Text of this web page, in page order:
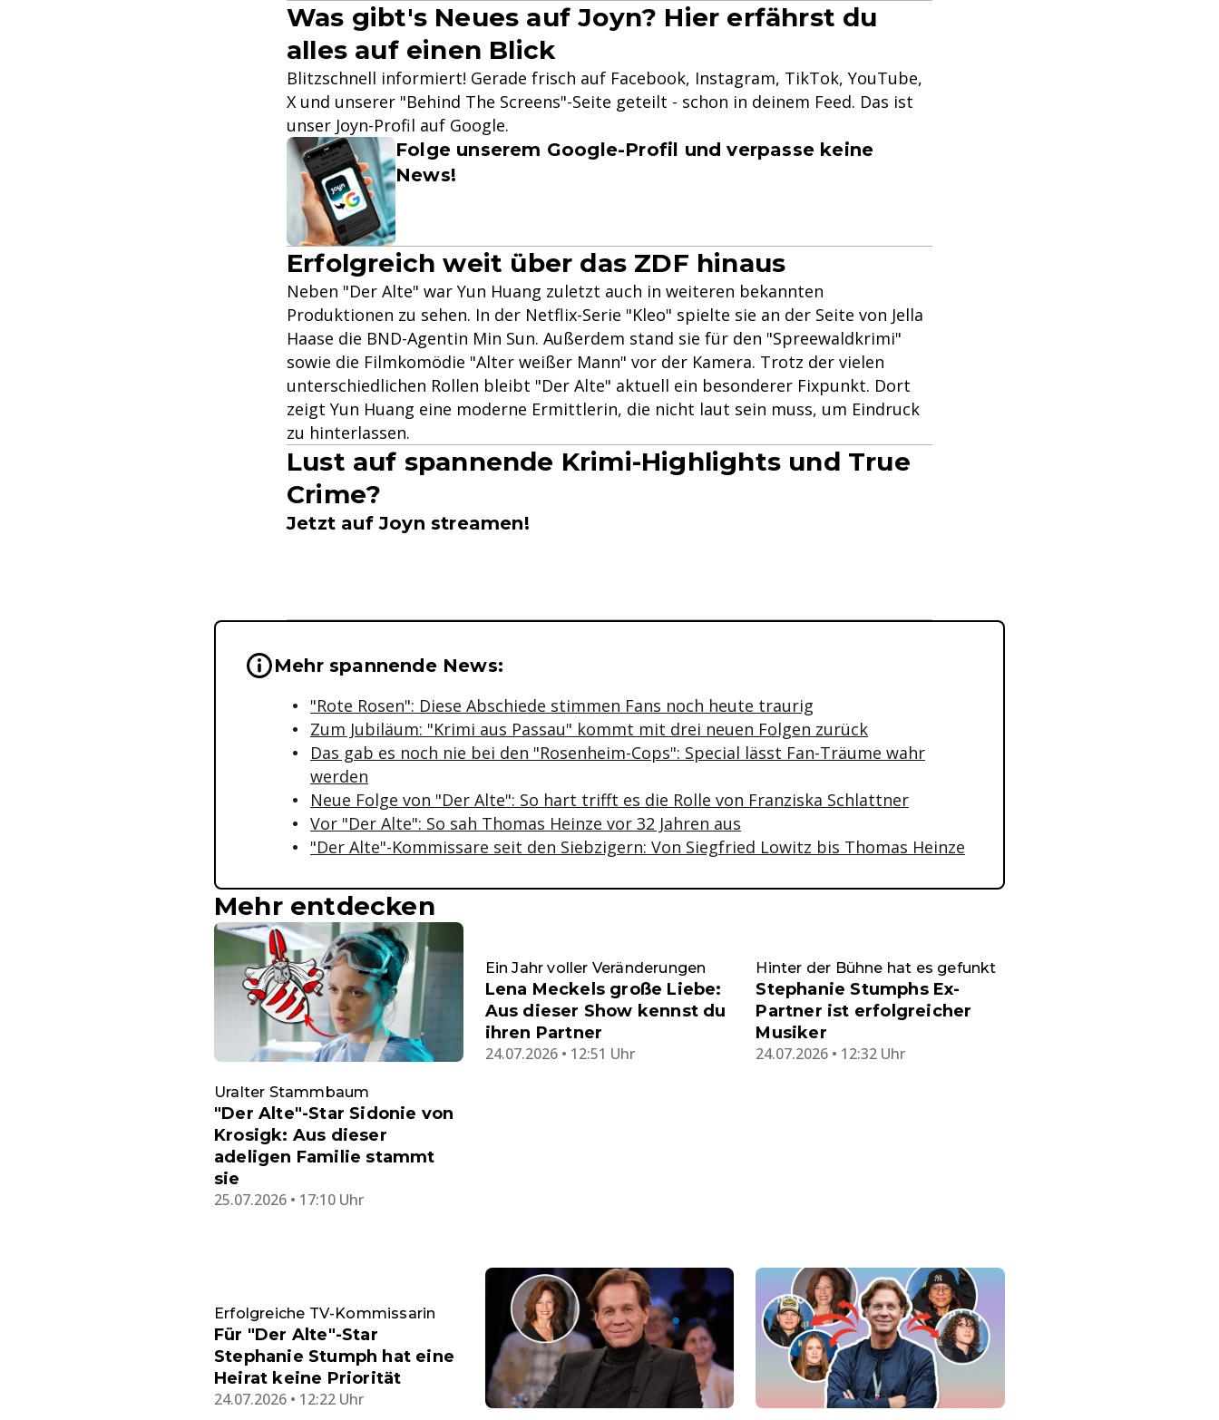
Was gibt's Neues auf Joyn? Hier erfährst du
alles auf einen Blick
Blitzschnell informiert! Gerade frisch auf Facebook, Instagram, TikTok, YouTube,
X und unserer "Behind The Screens"-Seite geteilt - schon in deinem Feed. Das ist
unser Joyn-Profil auf Google.
Folge unserem Google-Profil und verpasse keine
News!
Erfolgreich weit über das ZDF hinaus
Neben "Der Alte" war Yun Huang zuletzt auch in weiteren bekannten
Produktionen zu sehen. In der Netflix-Serie "Kleo" spielte sie an der Seite von Jella
Haase die BND-Agentin Min Sun. Außerdem stand sie für den "Spreewaldkrimi"
sowie die Filmkomödie "Alter weißer Mann" vor der Kamera. Trotz der vielen
unterschiedlichen Rollen bleibt "Der Alte" aktuell ein besonderer Fixpunkt. Dort
zeigt Yun Huang eine moderne Ermittlerin, die nicht laut sein muss, um Eindruck
zu hinterlassen.
Lust auf spannende Krimi-Highlights und True
Crime?
Jetzt auf Joyn streamen!
Wichtige Hinweise & Informationen zum Inhalt
Mehr spannende News:
"Rote Rosen": Diese Abschiede stimmen Fans noch heute traurig
Zum Jubiläum: "Krimi aus Passau" kommt mit drei neuen Folgen zurück
Das gab es noch nie bei den "Rosenheim-Cops": Special lässt Fan-Träume wahr
werden
Neue Folge von "Der Alte": So hart trifft es die Rolle von Franziska Schlattner
Vor "Der Alte": So sah Thomas Heinze vor 32 Jahren aus
"Der Alte"-Kommissare seit den Siebzigern: Von Siegfried Lowitz bis Thomas Heinze
Mehr entdecken
Uralter Stammbaum
"Der Alte"-Star Sidonie von
Krosigk: Aus dieser
adeligen Familie stammt
sie
25.07.2026 • 17:10 Uhr
Ein Jahr voller Veränderungen
Lena Meckels große Liebe:
Aus dieser Show kennst du
ihren Partner
24.07.2026 • 12:51 Uhr
Hinter der Bühne hat es gefunkt
Stephanie Stumphs Ex-
Partner ist erfolgreicher
Musiker
24.07.2026 • 12:32 Uhr
Erfolgreiche TV-Kommissarin
Für "Der Alte"-Star
Stephanie Stumph hat eine
Heirat keine Priorität
24.07.2026 • 12:22 Uhr